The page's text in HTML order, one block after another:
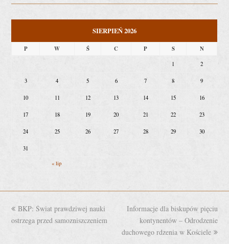
SIERPIEŃ 2026
P W Ś C P S N
« lip
1 2
3 4 5 6 7 8 9
10 11 12 13 14 15 16
17 18 19 20 21 22 23
24 25 26 27 28 29 30
31
previous
post:
BKP: Świat prawdziwej nauki
ostrzega przed samozniszczeniem
next
post:
Informacje dla biskupów pięciu
kontynentów – Odrodzenie
duchowego rdzenia w Kościele